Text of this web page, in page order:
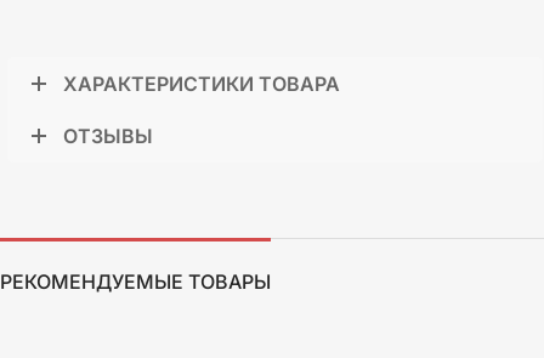
ХАРАКТЕРИСТИКИ ТОВАРА
ОТЗЫВЫ
РЕКОМЕНДУЕМЫЕ ТОВАРЫ